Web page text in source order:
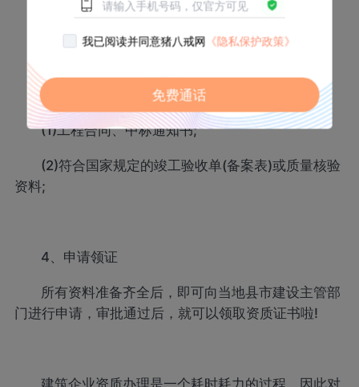
准备业绩资料并装订成册，内容包含：
(1)工程合同、中标通知书;
(2)符合国家规定的竣工验收单(备案表)或质量核验
资料;
4、申请领证
所有资料准备齐全后，即可向当地县市建设主管部
门进行申请，审批通过后，就可以领取资质证书啦!
建筑企业资质办理是一个耗时耗力的过程，因此对
我已阅读并同意猪八戒网 《隐私保护政策》
免费通话